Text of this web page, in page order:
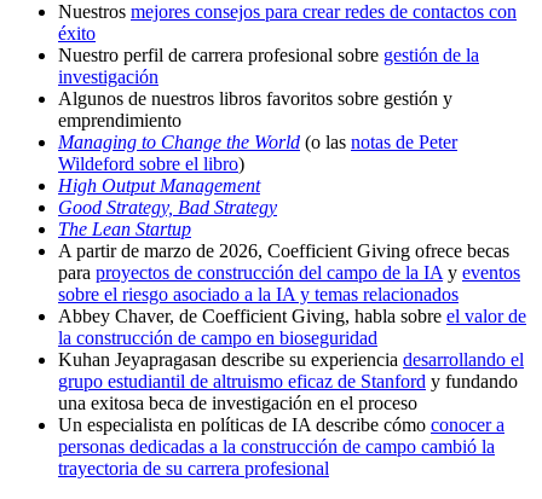
Nuestros mejores consejos para crear redes de contactos con
éxito
Nuestro perfil de carrera profesional sobre gestión de la
investigación
Algunos de nuestros libros favoritos sobre gestión y
emprendimiento
Managing to Change the World (o las notas de Peter
Wildeford sobre el libro)
High Output Management
Good Strategy, Bad Strategy
The Lean Startup
A partir de marzo de 2026, Coefficient Giving ofrece becas
para proyectos de construcción del campo de la IA y eventos
sobre el riesgo asociado a la IA y temas relacionados
Abbey Chaver, de Coefficient Giving, habla sobre el valor de
la construcción de campo en bioseguridad
Kuhan Jeyapragasan describe su experiencia desarrollando el
grupo estudiantil de altruismo eficaz de Stanford y fundando
una exitosa beca de investigación en el proceso
Un especialista en políticas de IA describe cómo conocer a
personas dedicadas a la construcción de campo cambió la
trayectoria de su carrera profesional